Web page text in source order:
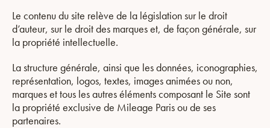
Le contenu du site relève de la législation sur le droit
d’auteur, sur le droit des marques et, de façon générale, sur
la propriété intellectuelle.
La structure générale, ainsi que les données, iconographies,
représentation, logos, textes, images animées ou non,
marques et tous les autres éléments composant le Site sont
la propriété exclusive de Mileage Paris ou de ses
partenaires.